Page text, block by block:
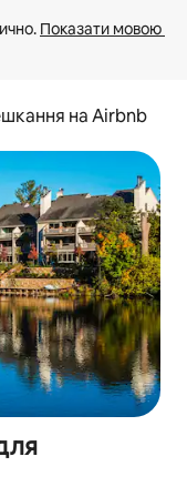
Показати мовою
на Airbnb